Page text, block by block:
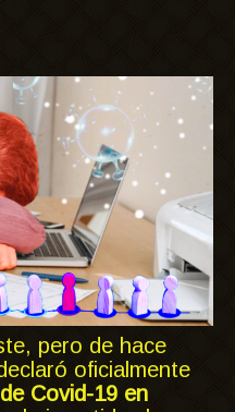
pero de hace
oficialmente
Covid-19 en